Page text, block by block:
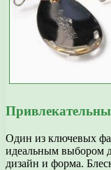
Один из ключевых
идеальным выбором
дизайн и форма.